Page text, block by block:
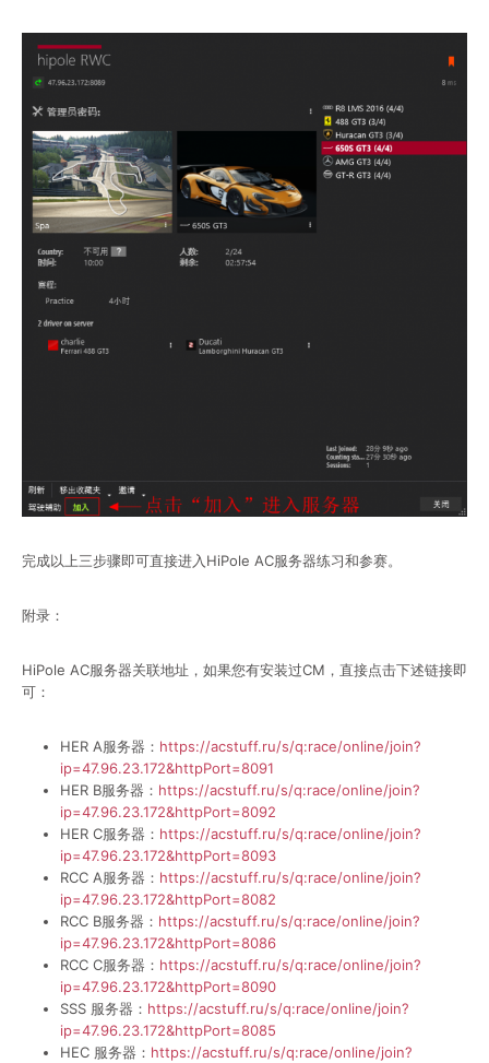
完成以上三步骤即可直接进入HiPole AC服务器练习和参赛。
附录：
HiPole AC服务器关联地址，如果您有安装过CM，直接点击下述链接即
可：
HER A服务器： https://acstuff.ru/s/q:race/online/join?
ip=47.96.23.172&httpPort=8091
HER B服务器： https://acstuff.ru/s/q:race/online/join?
ip=47.96.23.172&httpPort=8092
HER C服务器： https://acstuff.ru/s/q:race/online/join?
ip=47.96.23.172&httpPort=8093
RCC A服务器： https://acstuff.ru/s/q:race/online/join?
ip=47.96.23.172&httpPort=8082
RCC B服务器： https://acstuff.ru/s/q:race/online/join?
ip=47.96.23.172&httpPort=8086
RCC C服务器： https://acstuff.ru/s/q:race/online/join?
ip=47.96.23.172&httpPort=8090
SSS 服务器： https://acstuff.ru/s/q:race/online/join?
ip=47.96.23.172&httpPort=8085
HEC 服务器： https://acstuff.ru/s/q:race/online/join?